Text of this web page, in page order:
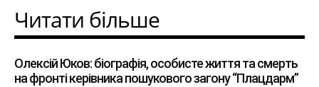
Читати більше
Олексій Юков: біографія, особисте життя та смерть
на фронті керівника пошукового загону “Плацдарм”